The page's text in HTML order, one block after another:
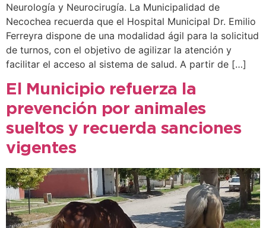
Neurología y Neurocirugía. La Municipalidad de
Necochea recuerda que el Hospital Municipal Dr. Emilio
Ferreyra dispone de una modalidad ágil para la solicitud
de turnos, con el objetivo de agilizar la atención y
facilitar el acceso al sistema de salud. A partir de […]
El Municipio refuerza la
prevención por animales
sueltos y recuerda sanciones
vigentes